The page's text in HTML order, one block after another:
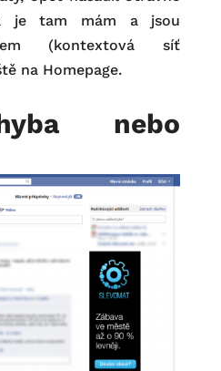
je tam mám a jsou
(kontextová síť
na Homepage.
nebo